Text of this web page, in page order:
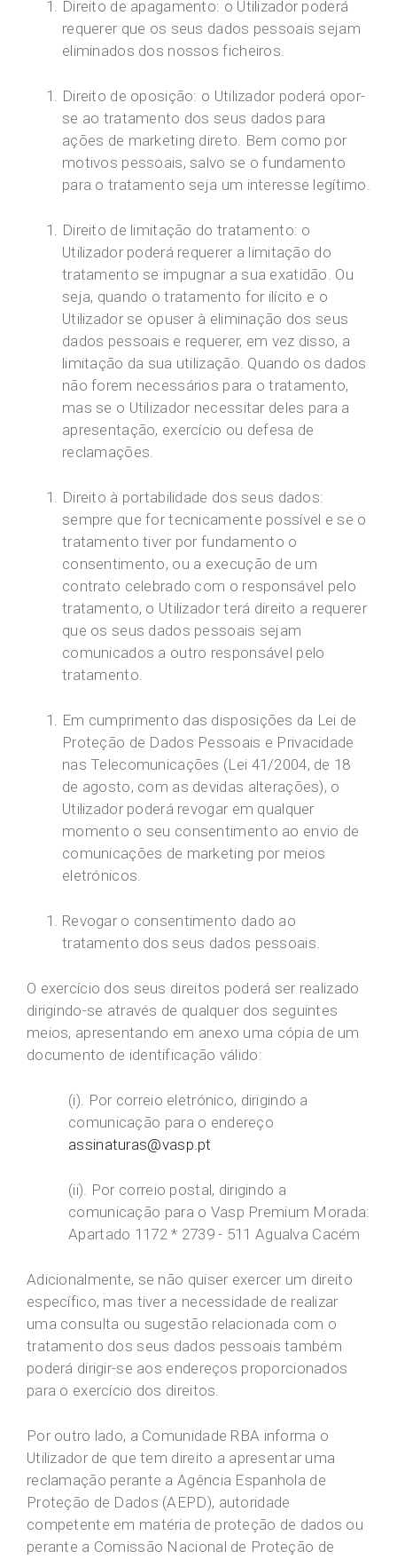
Direito de apagamento: o Utilizador poderá
requerer que os seus dados pessoais sejam
eliminados dos nossos ficheiros.
Direito de oposição: o Utilizador poderá opor-
se ao tratamento dos seus dados para
ações de marketing direto. Bem como por
motivos pessoais, salvo se o fundamento
para o tratamento seja um interesse legítimo.
Direito de limitação do tratamento: o
Utilizador poderá requerer a limitação do
tratamento se impugnar a sua exatidão. Ou
seja, quando o tratamento for ilícito e o
Utilizador se opuser à eliminação dos seus
dados pessoais e requerer, em vez disso, a
limitação da sua utilização. Quando os dados
não forem necessários para o tratamento,
mas se o Utilizador necessitar deles para a
apresentação, exercício ou defesa de
reclamações.
Direito à portabilidade dos seus dados:
sempre que for tecnicamente possível e se o
tratamento tiver por fundamento o
consentimento, ou a execução de um
contrato celebrado com o responsável pelo
tratamento, o Utilizador terá direito a requerer
que os seus dados pessoais sejam
comunicados a outro responsável pelo
tratamento.
Em cumprimento das disposições da Lei de
Proteção de Dados Pessoais e Privacidade
nas Telecomunicações (Lei 41/2004, de 18
de agosto, com as devidas alterações), o
Utilizador poderá revogar em qualquer
momento o seu consentimento ao envio de
comunicações de marketing por meios
eletrónicos.
Revogar o consentimento dado ao
tratamento dos seus dados pessoais.
O exercício dos seus direitos poderá ser realizado
dirigindo-se através de qualquer dos seguintes
meios, apresentando em anexo uma cópia de um
documento de identificação válido:
(i). Por correio eletrónico, dirigindo a
comunicação para o endereço
assinaturas@vasp.pt
(ii). Por correio postal, dirigindo a
comunicação para o Vasp Premium Morada:
Apartado 1172 * 2739 - 511 Agualva Cacém
Adicionalmente, se não quiser exercer um direito
específico, mas tiver a necessidade de realizar
uma consulta ou sugestão relacionada com o
tratamento dos seus dados pessoais também
poderá dirigir-se aos endereços proporcionados
para o exercício dos direitos.
Por outro lado, a Comunidade RBA informa o
Utilizador de que tem direito a apresentar uma
reclamação perante a Agência Espanhola de
Proteção de Dados (AEPD), autoridade
competente em matéria de proteção de dados ou
perante a Comissão Nacional de Proteção de